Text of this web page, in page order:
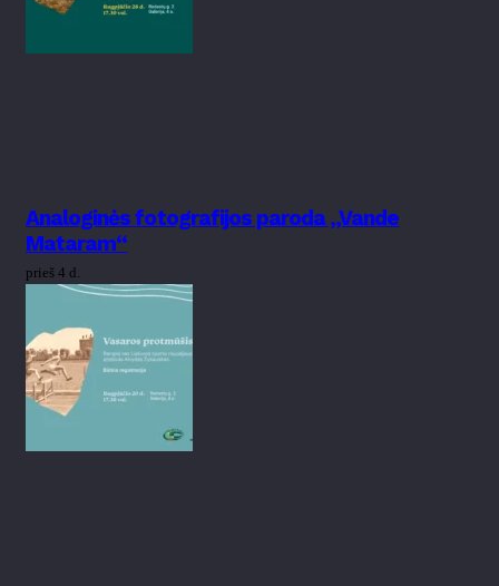
Analoginės fotografijos paroda „Vande
Mataram“
prieš 4 d.